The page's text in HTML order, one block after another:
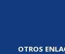
OTROS